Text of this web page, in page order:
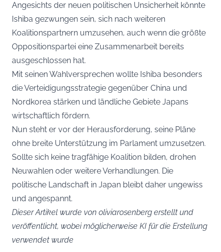
Angesichts der neuen politischen Unsicherheit könnte
Ishiba gezwungen sein, sich nach weiteren
Koalitionspartnern umzusehen, auch wenn die größte
Oppositionspartei eine Zusammenarbeit bereits
ausgeschlossen hat.
Mit seinen Wahlversprechen wollte Ishiba besonders
die Verteidigungsstrategie gegenüber China und
Nordkorea stärken und ländliche Gebiete Japans
wirtschaftlich fördern.
Nun steht er vor der Herausforderung, seine Pläne
ohne breite Unterstützung im Parlament umzusetzen.
Sollte sich keine tragfähige Koalition bilden, drohen
Neuwahlen oder weitere Verhandlungen. Die
politische Landschaft in Japan bleibt daher ungewiss
und angespannt.
Dieser Artikel wurde von oliviarosenberg erstellt und
veröffentlicht, wobei möglicherweise KI für die Erstellung
verwendet wurde